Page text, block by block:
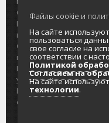
О проекте
Реклама на
портале
Отзывы и
предложения
Интернет-
услуги
Разработка
сайтов
Файлы cookie и
На сайте
пользоваться
свое согласие на
соответствии с
Политикой
Согласием на
На сайте
технологии.